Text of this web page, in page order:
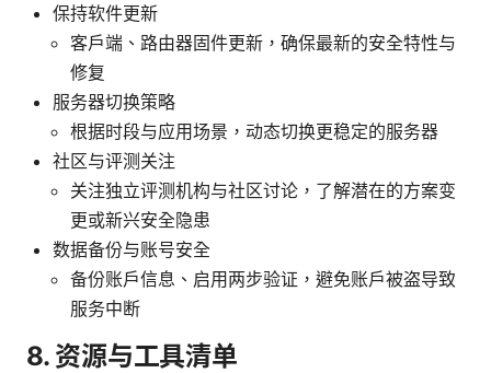
保持软件更新
客户端、路由器固件更新，确保最新的安全特性与
修复
服务器切换策略
根据时段与应用场景，动态切换更稳定的服务器
社区与评测关注
关注独立评测机构与社区讨论，了解潜在的方案变
更或新兴安全隐患
数据备份与账号安全
备份账户信息、启用两步验证，避免账户被盗导致
服务中断
8. 资源与工具清单